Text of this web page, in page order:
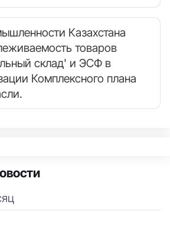
Казахстана
товаров
склад' и ЭСФ в
Комплексного плана